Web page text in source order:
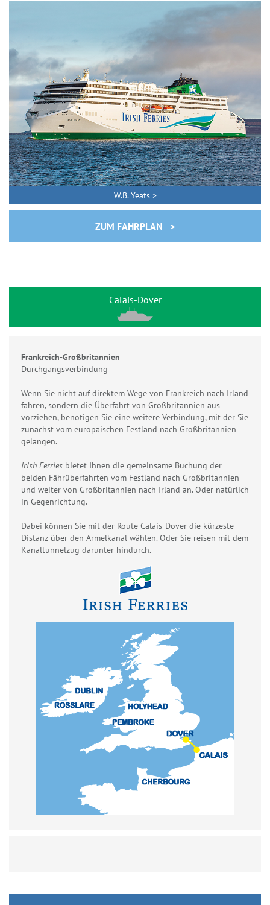
W.B. Yeats >
ZUM FAHRPLAN >
Calais-Dover
Frankreich-Großbritannien
Durchgangsverbindung
Wenn Sie nicht auf direktem Wege von Frankreich nach Irland
fahren, sondern die Überfahrt von Großbritannien aus
vorziehen, benötigen Sie eine weitere Verbindung, mit der Sie
zunächst vom europäischen Festland nach Großbritannien
gelangen.
Irish Ferries bietet Ihnen die gemeinsame Buchung der
beiden Fährüberfahrten vom Festland nach Großbritannien
und weiter von Großbritannien nach Irland an. Oder natürlich
in Gegenrichtung.
Dabei können Sie mit der Route Calais-Dover die kürzeste
Distanz über den Ärmelkanal wählen. Oder Sie reisen mit dem
Kanaltunnelzug darunter hindurch.